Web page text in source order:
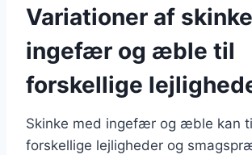
Variationer af
ingefær og æble til
forskellige
Skinke med ingefær og æble kan
forskellige lejligheder og